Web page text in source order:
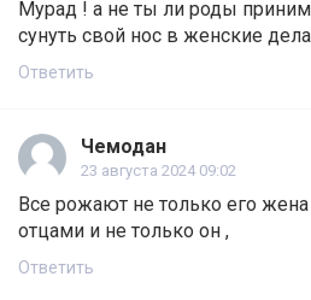
Мурад ! а не ты ли роды
сунуть свой нос в женские дела
Ответить
Чемодан
23 августа 2024 09:02
Все рожают не только его жена
отцами и не только он ,
Ответить